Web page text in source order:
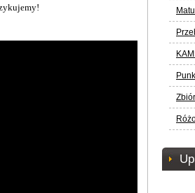
jakie dla Was szykujemy!